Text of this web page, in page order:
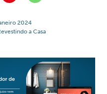
2024
a Casa